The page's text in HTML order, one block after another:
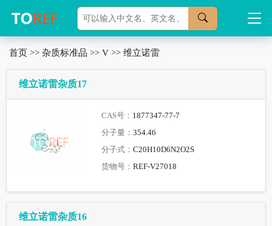
首页 >> 杂质标准品 >> V >> 维立诺雷
维立诺雷杂质17
CAS号： 1877347-77-7
分子量：354.46
分子式：C20H10D6N2O2S
货物号：REF-V27018
维立诺雷杂质16